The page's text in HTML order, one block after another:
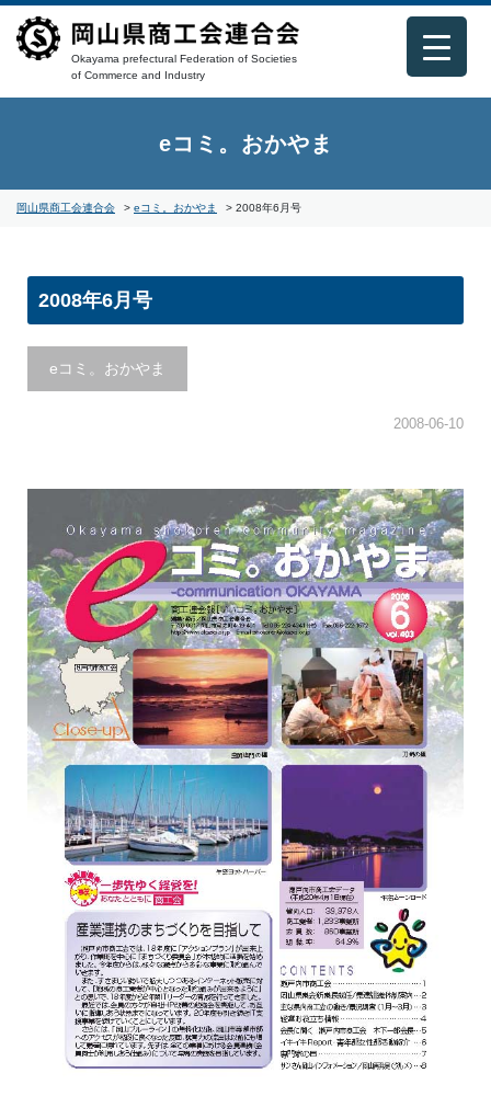
Okayama prefectural Federation of Societies
of Commerce and Industry
eコミ。おかやま
岡山県商工会連合会 > eコミ。おかやま > 2008年6月号
2008年6月号
eコミ。おかやま
2008-06-10